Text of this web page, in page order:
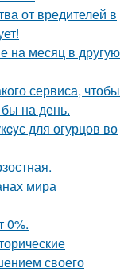
от вредителей в
на месяц в другую
сервиса, чтобы
на день.
для огурцов во
мира
0%.
своего